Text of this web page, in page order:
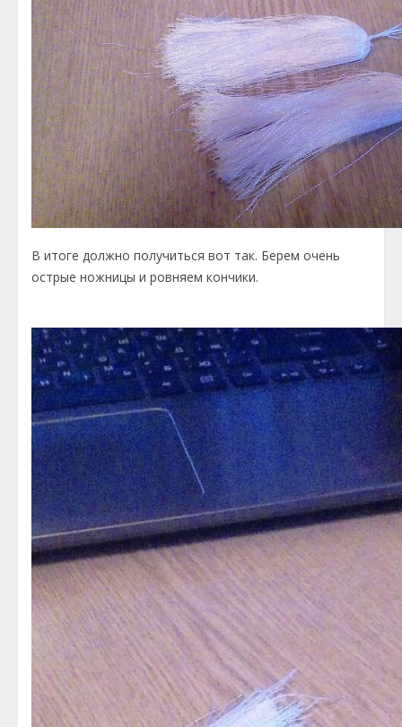
В итоге должно получиться вот так. Берем очень
острые ножницы и ровняем кончики.